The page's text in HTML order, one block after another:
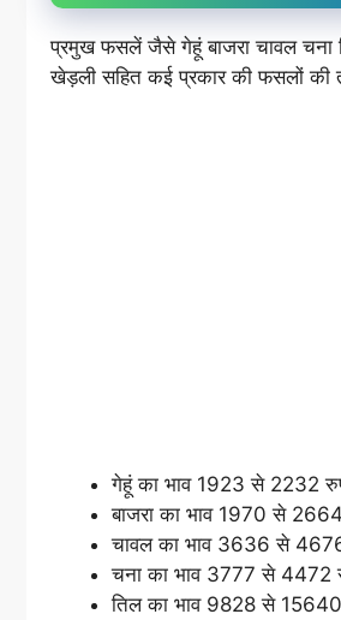
प्रमुख फसलें जैसे गेहूं बाजरा चावल चना
खेड़ली सहित कई प्रकार की फसलों की
गेहूं का भाव 1923 से 2232
बाजरा का भाव 1970 से 2664
चावल का भाव 3636 से 4676
चना का भाव 3777 से 4472
तिल का भाव 9828 से 15640